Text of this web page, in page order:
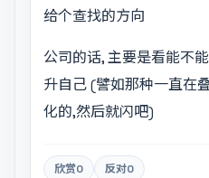
给个查找的方向
公司的话, 主要是看能不
升自己 (譬如那种一直在
化的,然后就闪吧)
欣赏0 反对0